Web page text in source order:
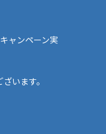
ャンペーン実
います。